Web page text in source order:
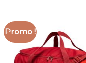
Promo !